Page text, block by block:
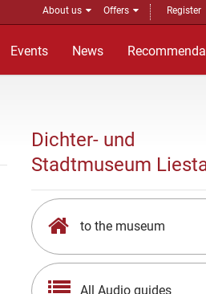
About us Offers Register
Events News
Dichter- und
Stadtmuseum
to the museum
All Audio guides